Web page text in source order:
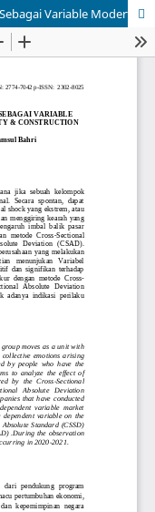
Determinan Return Saham dengan EPS Sebagai Variable Moderting di Index Lq-45 Sektor Property & Construction